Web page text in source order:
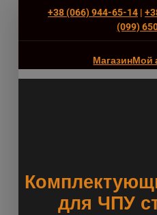
+38 (066) 944-65-14|
(‎099)
МагазинМой
для ЧПУ